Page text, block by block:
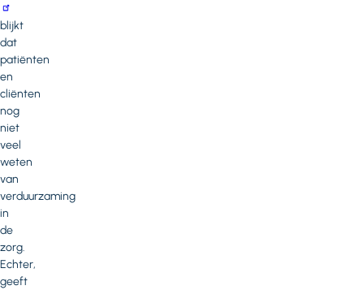
blijkt
dat
patiënten
en
cliënten
nog
niet
veel
weten
van
verduurzaming
in
de
zorg.
Echter,
geeft